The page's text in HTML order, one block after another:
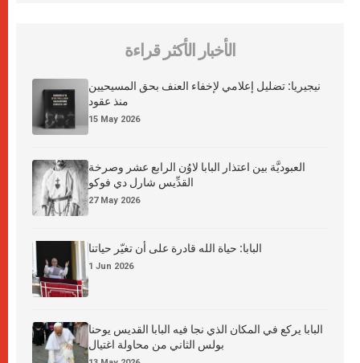
الأخبار الأكثر قراءة
نيجيريا: تضليل إعلامي لإخفاء العنف بحق المسيحيين
منذ عقود
15 May 2026
العبوديَّة بين اعتذار البابا لاوُن الرابع عشر وصرخة
القدِّيس شارل دي فوكو
27 May 2026
البابا: حياة الله قادرة على أن تغيّر حياتنا
1 Jun 2026
البابا يركع في المكان الذي نجا فيه البابا القديس يوحنا
بولس الثاني من محاولة اغتيال